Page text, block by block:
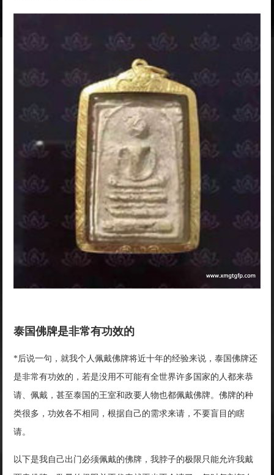
泰国佛牌是非常有功效的
*后说一句，就我个人佩戴佛牌将近十年的经验来说，泰国佛牌还
是非常有功效的，若是没用不可能有全世界许多国家的人都来恭
请、佩戴，甚至泰国的王室和政要人物也都佩戴佛牌。佛牌的种
类很多，功效各不相同，根据自己的需求来请，不要盲目的瞎
请。
以下是我自己出门必须佩戴的佛牌，我脖子的极限只能允许我戴